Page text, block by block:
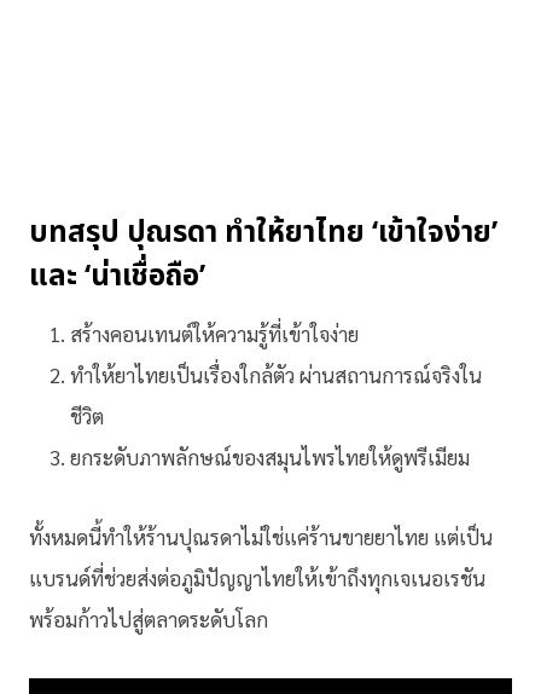
บทสรุป ปุณรดา ทำให้ยาไทย ‘เข้าใจง่าย’
และ ‘น่าเชื่อถือ’
สร้างคอนเทนต์ให้ความรู้ที่เข้าใจง่าย
ทำให้ยาไทยเป็นเรื่องใกล้ตัว ผ่านสถานการณ์จริงใน
ชีวิต
ยกระดับภาพลักษณ์ของสมุนไพรไทยให้ดูพรีเมียม
ทั้งหมดนี้ทำให้ร้านปุณรดาไม่ใช่แค่ร้านขายยาไทย แต่เป็น
แบรนด์ที่ช่วยส่งต่อภูมิปัญญาไทยให้เข้าถึงทุกเจเนอเรชัน
พร้อมก้าวไปสู่ตลาดระดับโลก